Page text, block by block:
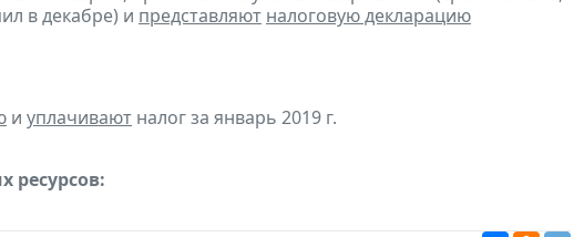
в декабре) и представляют налоговую декларацию
и уплачивают налог за январь 2019 г.
ресурсов: